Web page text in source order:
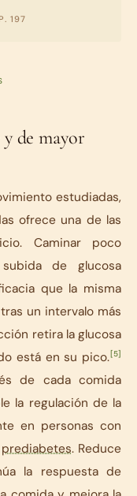
197
de mayor
estudiadas,
ofrece una de las
Caminar poco
de glucosa
que la misma
un intervalo más
retira la glucosa
está en su pico.[5]
de cada comida
la regulación de la
en personas con
prediabetes. Reduce
la respuesta de